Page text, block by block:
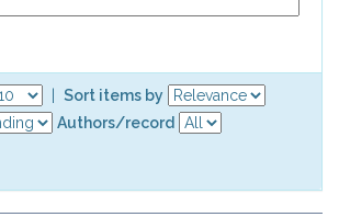
Sort items by
Authors/record